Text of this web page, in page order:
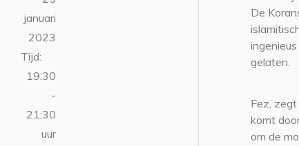
januari
2023
Tijd:
19:30
-
21:30
uur
De
gelaten.
Fez,
komt
om de